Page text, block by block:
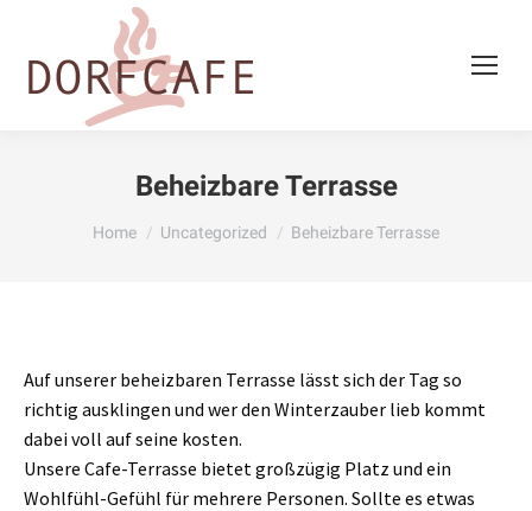
Beheizbare Terrasse
You are here:
Home Uncategorized Beheizbare Terrasse
Auf unserer beheizbaren Terrasse lässt sich der Tag so
richtig ausklingen und wer den Winterzauber lieb kommt
dabei voll auf seine kosten.
Unsere Cafe-Terrasse bietet großzügig Platz und ein
Wohlfühl-Gefühl für mehrere Personen. Sollte es etwas